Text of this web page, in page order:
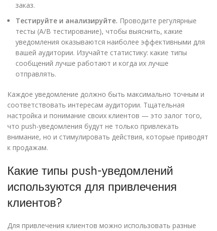
заказ.
Тестируйте и анализируйте. Проводите регулярные
тесты (A/B тестирование), чтобы выяснить, какие
уведомления оказываются наиболее эффективными для
вашей аудитории. Изучайте статистику: какие типы
сообщений лучше работают и когда их лучше
отправлять.
Каждое уведомление должно быть максимально точным и
соответствовать интересам аудитории. Тщательная
настройка и понимание своих клиентов — это залог того,
что push-уведомления будут не только привлекать
внимание, но и стимулировать действия, которые приводят
к продажам.
Какие типы push-уведомлений
используются для привлечения
клиентов?
Для привлечения клиентов можно использовать разные